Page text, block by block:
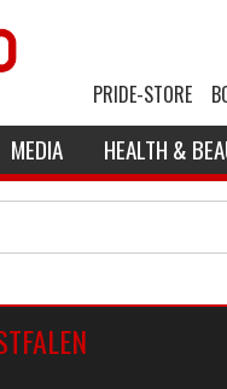
PRIDE-STORE
MEDIA HEALTH &